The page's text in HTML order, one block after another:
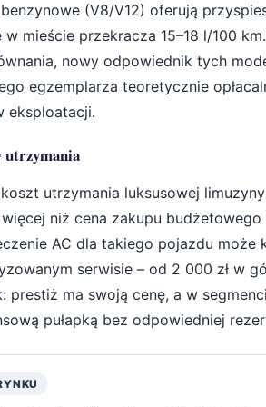
(V8/V12) oferują
w mieście przekracza 15–18 l/100 km.
nowy odpowiednik tych
egzemplarza teoretycznie
eksploatacji.
utrzymania
utrzymania luksusowej
więcej niż cena zakupu budżetowego
AC dla takiego pojazdu
serwisie – od 2 000 zł w
prestiż ma swoją cenę, a w
pułapką bez odpowiedniej